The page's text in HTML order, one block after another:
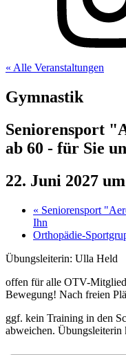
« Alle Veranstaltungen
Gymnastik
Seniorensport
ab 60 - für Sie
22. Juni 2027
« Seniorensport
Ihn
Orthopädie-
Übungsleiterin: Ulla Held
offen für alle OTV-
Bewegung! Nach freien
ggf. kein Training in den
abweichen. Übungsleiterin